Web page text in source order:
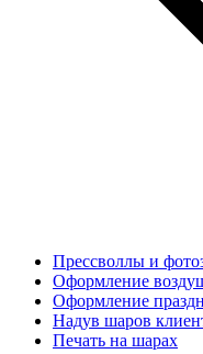
Прессволлы и
Оформление
Оформление
Надув шаров
Печать на шарах